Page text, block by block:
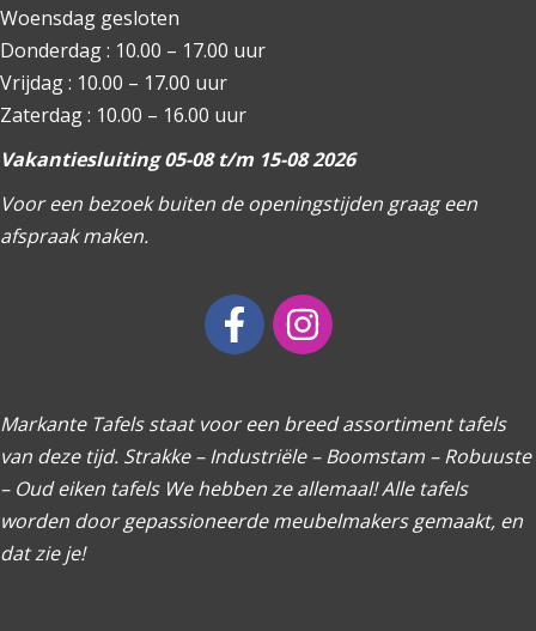
Woensdag gesloten
Donderdag : 10.00 – 17.00 uur
Vrijdag : 10.00 – 17.00 uur
Zaterdag : 10.00 – 16.00 uur
Vakantiesluiting 05-08 t/m 15-08 2026
Voor een bezoek buiten de openingstijden graag een
afspraak maken.
Markante Tafels staat voor een breed assortiment tafels
van deze tijd. Strakke – Industriële – Boomstam – Robuuste
– Oud eiken tafels We hebben ze allemaal! Alle tafels
worden door gepassioneerde meubelmakers gemaakt, en
dat zie je!